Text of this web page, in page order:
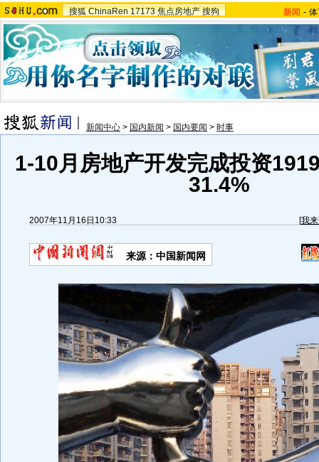
搜狐 ChinaRen 17173 焦点房地产 搜狗 新闻 -
新闻中心 > 国内新闻 > 国内要闻 > 时事
1-10月房地产开发完成投资
31.4%
2007年11月16日10:33 [我
来源：中国新闻网